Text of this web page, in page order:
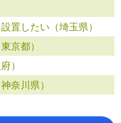
置したい（埼玉県）
京都）
）
奈川県）